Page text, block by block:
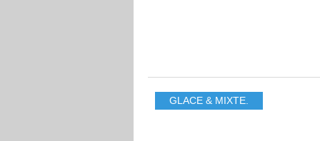
GLACE & MIXTE.